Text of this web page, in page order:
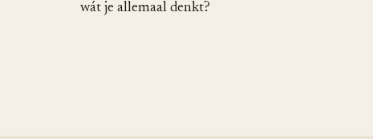
wát je allemaal denkt?